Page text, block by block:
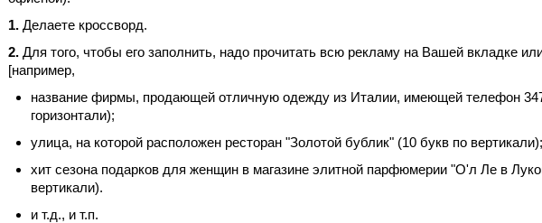
1. Делаете кроссворд.
2. Для того, чтобы его заполнить, надо прочитать всю рекламу на Вашей вкладке
[например,
название фирмы, продающей отличную одежду из Италии, имеющей телефон
горизонтали);
улица, на которой расположен ресторан "Золотой бублик" (10 букв по вертикали);
хит сезона подарков для женщин в магазине элитной парфюмерии "О'л Ле в
вертикали).
и т.д., и т.п.